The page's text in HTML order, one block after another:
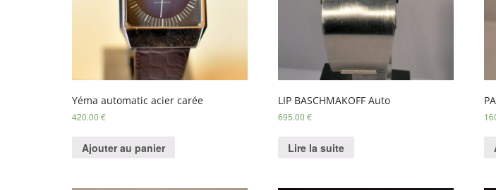
Yéma automatic acier carée
420.00 €
Ajouter au panier
LIP BASCHMAKOFF Auto
695.00€
Lire la suite